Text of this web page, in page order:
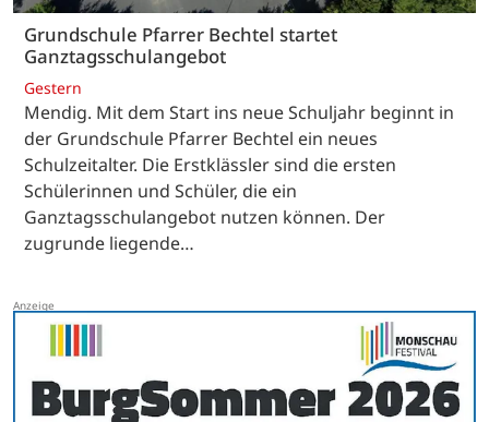
Grundschule Pfarrer Bechtel startet
Ganztagsschulangebot
Gestern
Mendig. Mit dem Start ins neue Schuljahr beginnt in
der Grundschule Pfarrer Bechtel ein neues
Schulzeitalter. Die Erstklässler sind die ersten
Schülerinnen und Schüler, die ein
Ganztagsschulangebot nutzen können. Der
zugrunde liegende…